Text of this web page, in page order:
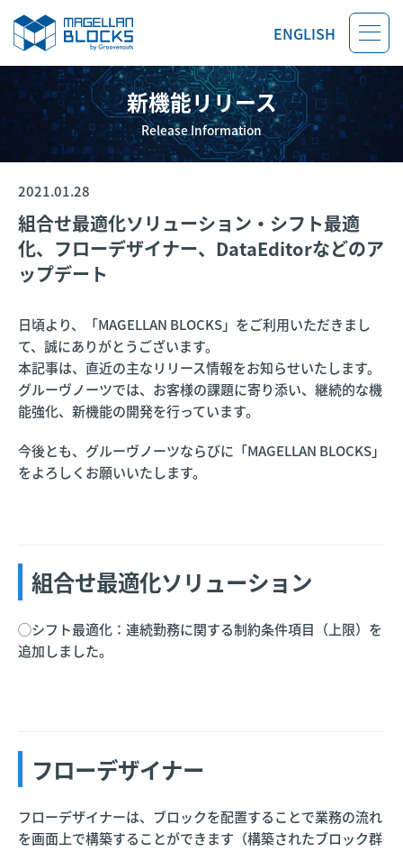
ENGLISH
新機能リリース
Release Information
組合せ最適化ソリューション・シフト最適
化、フローデザイナー、DataEditorなどのア
ップデート
2021.01.28
日頃より、「MAGELLAN BLOCKS」をご利用いただきまし
て、誠にありがとうございます。
本記事は、直近の主なリリース情報をお知らせいたします。
グルーヴノーツでは、お客様の課題に寄り添い、継続的な機
能強化、新機能の開発を行っています。
今後とも、グルーヴノーツならびに「MAGELLAN BLOCKS」
をよろしくお願いいたします。
組合せ最適化ソリューション
◯シフト最適化：連続勤務に関する制約条件項目（上限）を
追加しました。
フローデザイナー
フローデザイナーは、ブロックを配置することで業務の流れ
を画面上で構築することができます（構築されたブロック群